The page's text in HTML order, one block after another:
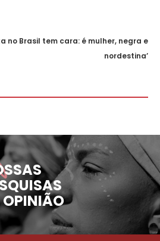
no Brasil tem cara: é mulher, negra e
nordestina’
OPINIÃO